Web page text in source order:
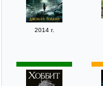
2014 г.